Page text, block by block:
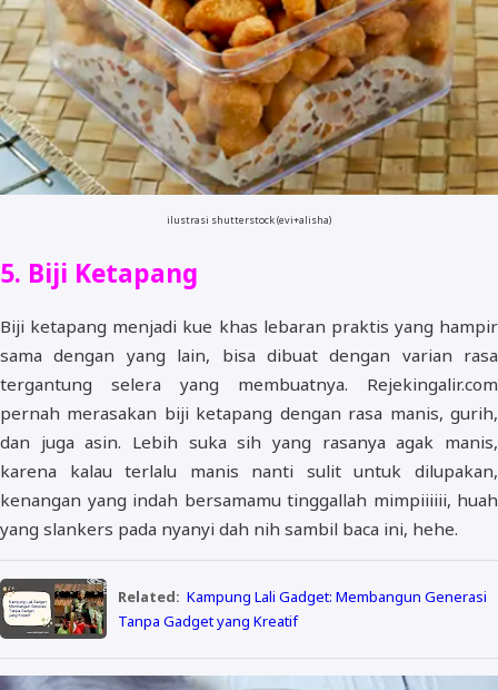
ilustrasi shutterstock (evi+alisha)
5. Biji Ketapang
Biji ketapang menjadi kue khas lebaran praktis yang hampir
sama dengan yang lain, bisa dibuat dengan varian rasa
tergantung selera yang membuatnya. Rejekingalir.com
pernah merasakan biji ketapang dengan rasa manis, gurih,
dan juga asin. Lebih suka sih yang rasanya agak manis,
karena kalau terlalu manis nanti sulit untuk dilupakan,
kenangan yang indah bersamamu tinggallah mimpiiiiii, huah
yang slankers pada nyanyi dah nih sambil baca ini, hehe.
Related: Kampung Lali Gadget: Membangun Generasi
Tanpa Gadget yang Kreatif